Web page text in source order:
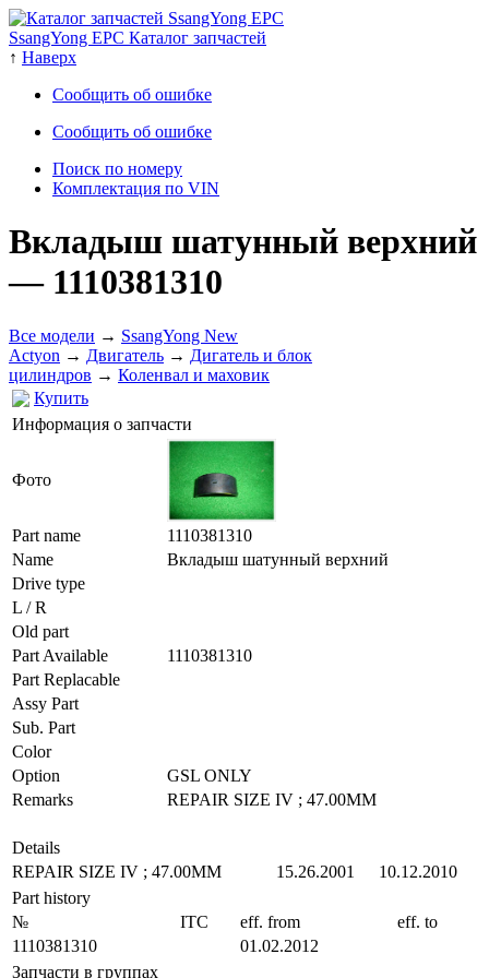
SsangYong EPC Каталог запчастей
↑ Наверх
Сообщить об ошибке
Сообщить об ошибке
Поиск по номеру
Комплектация по VIN
Вкладыш шатунный верхний
— 1110381310
Все модели → SsangYong New
Actyon → Двигатель → Дигатель и блок
цилиндров → Коленвал и маховик
Купить
Информация о запчасти
Фото
Part name
1110381310
Name
Вкладыш шатунный верхний
Drive type
L / R
Old part
Part Available
1110381310
Part Replacable
Assy Part
Sub. Part
Color
Option
GSL ONLY
Remarks
REPAIR SIZE IV ; 47.00MM
Details
REPAIR SIZE IV ; 47.00MM
15.26.2001
10.12.2010
Part history
№
ITC eff. from
eff. to
1110381310
01.02.2012
Запчасти в группах